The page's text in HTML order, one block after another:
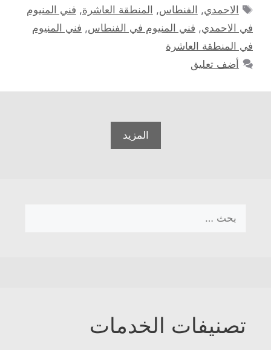
الوسوم
الاحمدي, الفنطاس, المنطقة العاشرة, فني المنيوم
في الاحمدي, فني المنيوم في الفنطاس, فني المنيوم
في المنطقة العاشرة
أضف تعليق
المزيد
عن:
تصنيفات الخدمات